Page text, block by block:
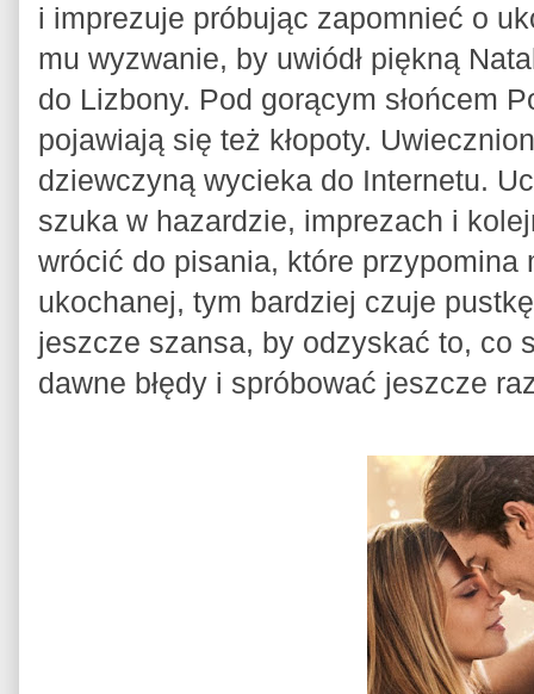
i imprezuje próbując zapomnieć o
mu wyzwanie, by uwiódł piękną
do Lizbony. Pod gorącym słońcem
pojawiają się też kłopoty.
dziewczyną wycieka do Internetu.
szuka w hazardzie, imprezach i
wrócić do pisania, które
ukochanej, tym bardziej czuje
jeszcze szansa, by odzyskać to, co
dawne błędy i spróbować jeszcze